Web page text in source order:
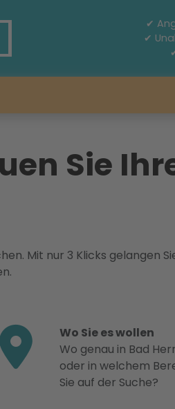
✔
✔
Sie
Mit nur 3 Klicks gelangen
Wo Sie es wollen
Wo genau in Bad
oder in welchem
Sie auf der Suche?